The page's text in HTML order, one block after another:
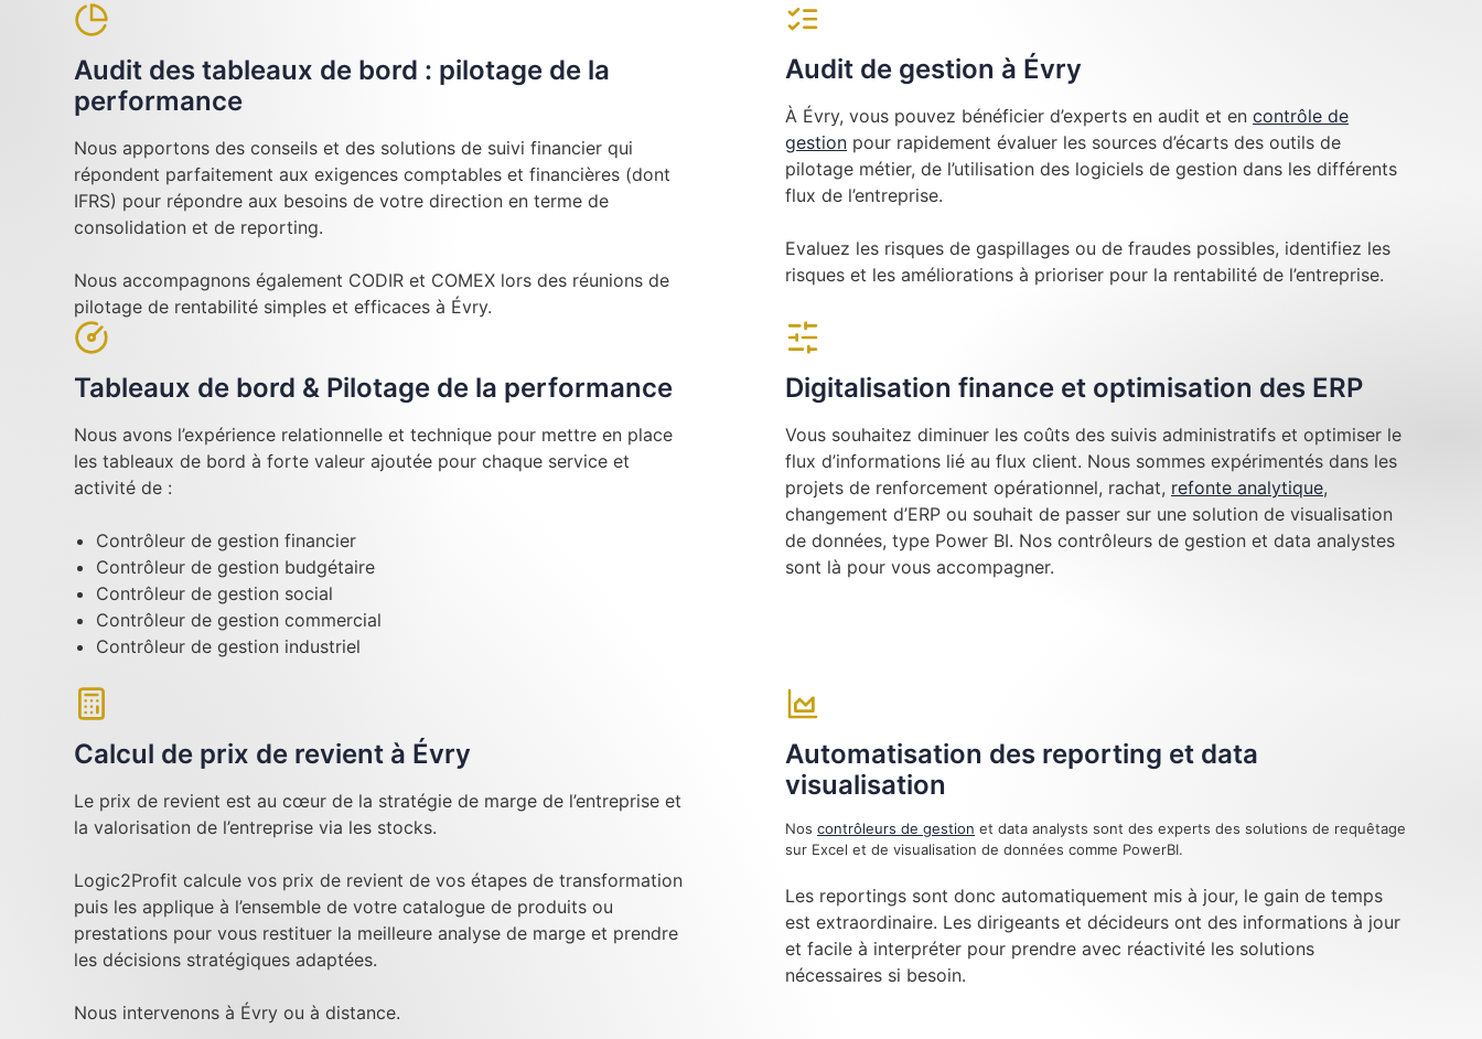
Audit des tableaux de bord : pilotage de la
performance
Nous apportons des conseils et des solutions de suivi financier qui
répondent parfaitement aux exigences comptables et financières (dont
IFRS) pour répondre aux besoins de votre direction en terme de
consolidation et de reporting.
Nous accompagnons également CODIR et COMEX lors des réunions de
pilotage de rentabilité simples et efficaces à Évry.
Audit de gestion à Évry
À Évry, vous pouvez bénéficier d’experts en audit et en contrôle de
gestion pour rapidement évaluer les sources d’écarts des outils de
pilotage métier, de l’utilisation des logiciels de gestion dans les différents
flux de l’entreprise.
Evaluez les risques de gaspillages ou de fraudes possibles, identifiez les
risques et les améliorations à prioriser pour la rentabilité de l’entreprise.
Tableaux de bord & Pilotage de la performance
Nous avons l’expérience relationnelle et technique pour mettre en place
les tableaux de bord à forte valeur ajoutée pour chaque service et
activité de :
Contrôleur de gestion financier
Contrôleur de gestion budgétaire
Contrôleur de gestion social
Contrôleur de gestion commercial
Contrôleur de gestion industriel
Digitalisation finance et optimisation des ERP
Vous souhaitez diminuer les coûts des suivis administratifs et optimiser le
flux d’informations lié au flux client. Nous sommes expérimentés dans les
projets de renforcement opérationnel, rachat, refonte analytique,
changement d’ERP ou souhait de passer sur une solution de visualisation
de données, type Power BI. Nos contrôleurs de gestion et data analystes
sont là pour vous accompagner.
Calcul de prix de revient à Évry
Le prix de revient est au cœur de la stratégie de marge de l’entreprise et
la valorisation de l’entreprise via les stocks.
Logic2Profit calcule vos prix de revient de vos étapes de transformation
puis les applique à l’ensemble de votre catalogue de produits ou
prestations pour vous restituer la meilleure analyse de marge et prendre
les décisions stratégiques adaptées.
Nous intervenons à Évry ou à distance.
Automatisation des reporting et data
visualisation
Nos contrôleurs de gestion et data analysts sont des experts des solutions de requêtage
sur Excel et de visualisation de données comme PowerBI.
Les reportings sont donc automatiquement mis à jour, le gain de temps
est extraordinaire. Les dirigeants et décideurs ont des informations à jour
et facile à interpréter pour prendre avec réactivité les solutions
nécessaires si besoin.